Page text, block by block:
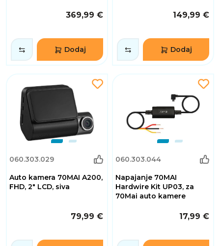
369,99 €
Dodaj
149,99 €
Dodaj
060.303.029
Auto kamera 70MAI A200,
FHD, 2" LCD, siva
79,99 €
060.303.044
Napajanje 70MAI
Hardwire Kit UP03, za
70Mai auto kamere
17,99 €